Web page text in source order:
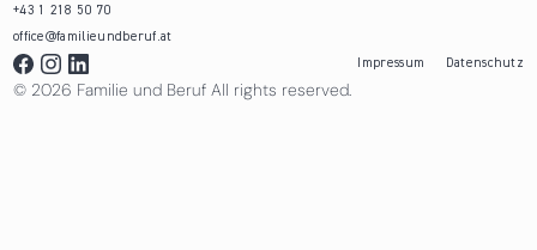
+43 1 218 50 70
office@familieundberuf.at
Impressum
Datenschutz
© 2026 Familie und Beruf All rights reserved.